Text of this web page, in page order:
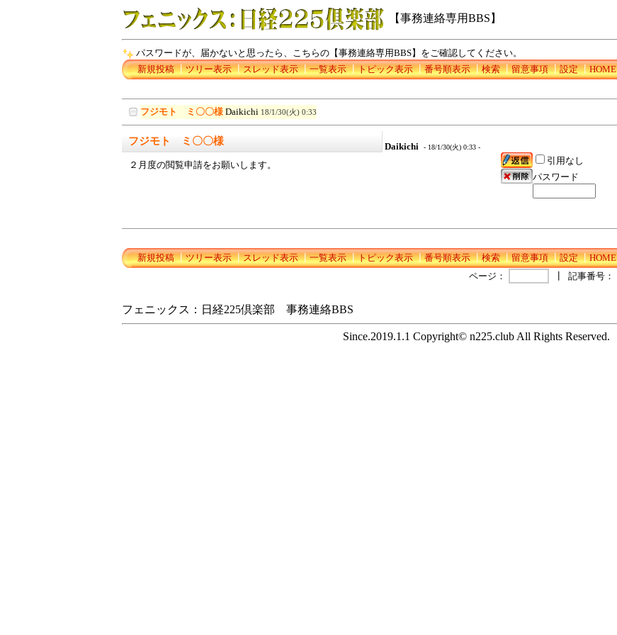
【事務連絡専用BBS】
パスワードが、届かないと思ったら、こちらの【事務連絡専用BBS】をご確認してください。
新規投稿┃ツリー表示┃スレッド表示┃一覧表示┃トピック表示┃番号順表示┃検索┃留意事項┃設定┃HOME
フジモト ミ〇〇様 Daikichi 18/1/30(火) 0:33
フジモト ミ〇〇様 Daikichi - 18/1/30(火) 0:33 -
２月度の閲覧申請をお願いします。
引用なし
パスワード
新規投稿┃ツリー表示┃スレッド表示┃一覧表示┃トピック表示┃番号順表示┃検索┃留意事項┃設定┃HOME
ページ： 記事番号：
フェニックス：日経225倶楽部 事務連絡BBS
Since.2019.1.1 Copyright© n225.club All Rights Reserved.